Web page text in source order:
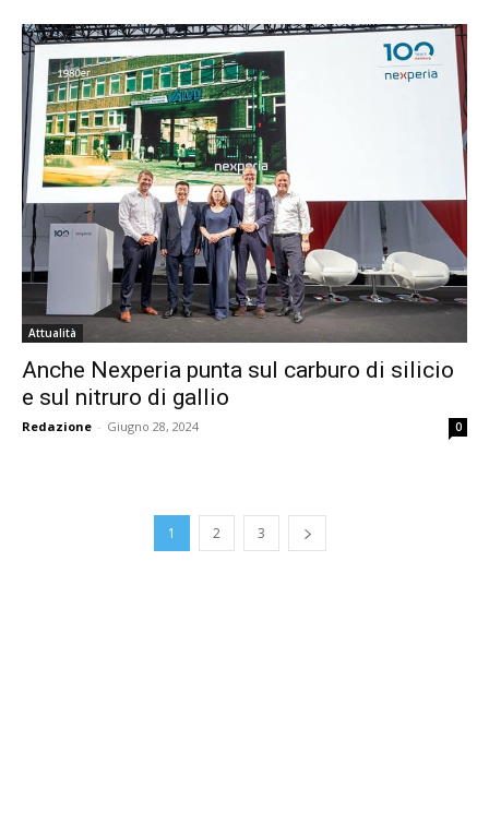
Attualità
Anche Nexperia punta sul carburo di silicio
e sul nitruro di gallio
Redazione - Giugno 28, 2024 0
1 2 3